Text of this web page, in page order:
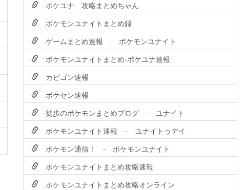
ポケユナ 攻略まとめちゃん
ポケモンユナイトまとめ録
ゲームまとめ速報 | ポケモンユナイト
ポケモンユナイトまとめ-ポケユナ速報
カビゴン速報
ポケセン速報
徒歩のポケモンまとめブログ - ユナイト
ポケモンユナイト速報 – ユナイトゥデイ
ポケモン通信！ - ポケモンユナイト
ポケモンユナイトまとめ攻略速報
ポケモンユナイトまとめ攻略オンライン